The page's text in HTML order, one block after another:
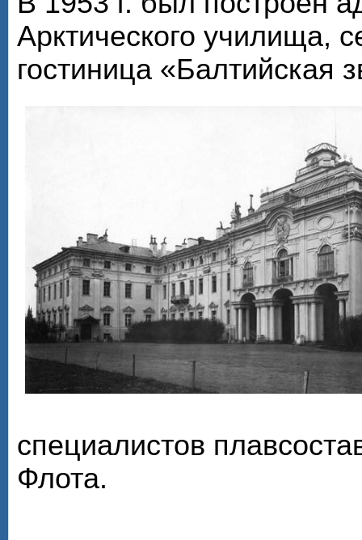
Арктического училища,
гостиница «Балтийская
специалистов
Флота.